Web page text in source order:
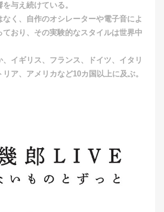
与え続けている。
なく、自作のオシレーターや電子音によ
おり、その実験的なスタイルは世界中
イギリス、フランス、ドイツ、イタリ
ア、アメリカなど10カ国以上に及ぶ。